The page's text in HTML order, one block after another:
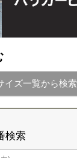
イズ一覧から検索
検索